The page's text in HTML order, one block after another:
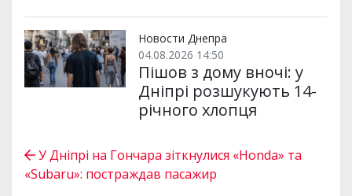
Новости Днепра
04.08.2026 14:50
Пішов з дому вночі: у
Дніпрі розшукують 14-
річного хлопця
У Дніпрі на Гончара зіткнулися «Honda» та
«Subaru»: постраждав пасажир